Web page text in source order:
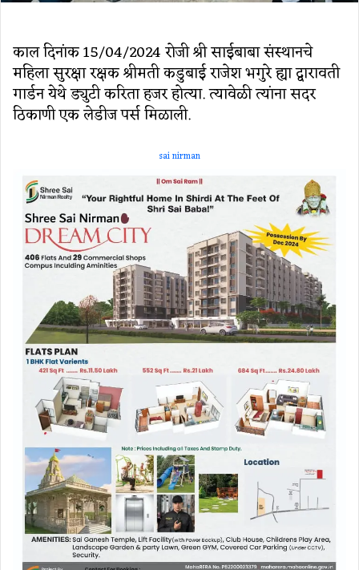
काल दिनांक 15/04/2024 रोजी श्री साईबाबा संस्थानचे
महिला सुरक्षा रक्षक श्रीमती कडुबाई राजेश भगुरे ह्या द्वारावती
गार्डन येथे ड्युटी करिता हजर होत्या. त्यावेळी त्यांना सदर
ठिकाणी एक लेडीज पर्स मिळाली.
sai nirman